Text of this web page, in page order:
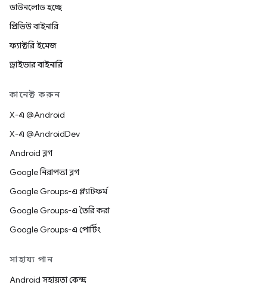
ডাউনলোড হচ্ছে
প্রিভিউ বাইনারি
ফ্যাক্টরি ইমেজ
ড্রাইভার বাইনারি
কানেক্ট করুন
X-এ @Android
X-এ @AndroidDev
Android ব্লগ
Google নিরাপত্তা ব্লগ
Google Groups-এ প্ল্যাটফর্ম
Google Groups-এ তৈরি করা
Google Groups-এ পোর্টিং
সাহায্য পান
Android সহায়তা কেন্দ্র